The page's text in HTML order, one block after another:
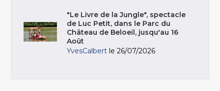
"Le Livre de la Jungle", spectacle
de Luc Petit, dans le Parc du
Château de Beloeil, jusqu'au 16
Août
YvesCalbert le 26/07/2026